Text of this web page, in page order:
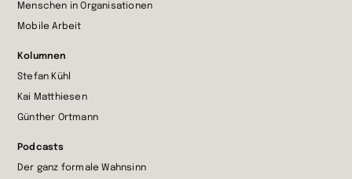
Menschen in Organisationen
Mobile Arbeit
Kolumnen
Stefan Kühl
Kai Matthiesen
Günther Ortmann
Podcasts
Der ganz formale Wahnsinn